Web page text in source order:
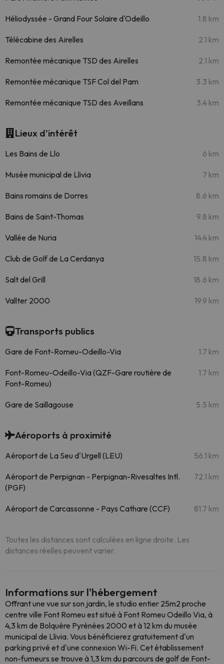
Héliodyssée - Grand Four Solaire d'Odeillo 1.8 km
Télécabine des Airelles 2.1 km
Remontée mécanique TSD des Airelles 2.1 km
Remontée mécanique TSF Col del Pam 3.3 km
Remontée mécanique TSD des Aveillans 3.4 km
Lieux d'intérêt
Les Bains de Llo 6 km
Musée municipal de Llivia 7 km
Bains romains de Dorres 8.6 km
Bains de Saint-Thomas 9.8 km
Vallée de Nuria 14.4 km
Club de Golf de La Cerdanya 15.8 km
Salt del Grill 18.6 km
Vallter 2000 19.9 km
Transports publics
Gare de Font-Romeu-Odeillo-Via 1.7 km
Font-Romeu-Odeillo-Via (QZF-Gare routière de
Font-Romeu)
1.7 km
Gare de Saillagouse 5.5 km
Aéroports à proximité
Aéroport de La Seu d'Urgell (LEU) 56.1 km
Aéroport de Perpignan - Perpignan-Rivesaltes Intl.
(PGF)
72.1 km
Aéroport de Carcassonne - Pays Cathare (CCF) 81.7 km
Toutes les distances sont calculées en ligne droite. Les
distances réelles peuvent varier.
Informations sur l'hébergement
Offrant une vue sur son jardin, le studio entier 25m2 proche
centre ville Font Romeu est situé à Font Romeu Odeillo Via, à
4,3 km de Bolquère Pyrénées 2000 et à 12 km du musée
municipal de Llivia. Vous bénéficierez gratuitement d'un
parking privé et d'une connexion Wi-Fi. Cet établissement
non-fumeurs se trouve à 1,3 km du parcours de golf de Font-